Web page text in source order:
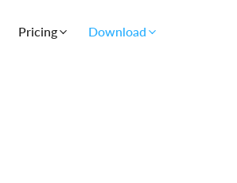
Pricing Download